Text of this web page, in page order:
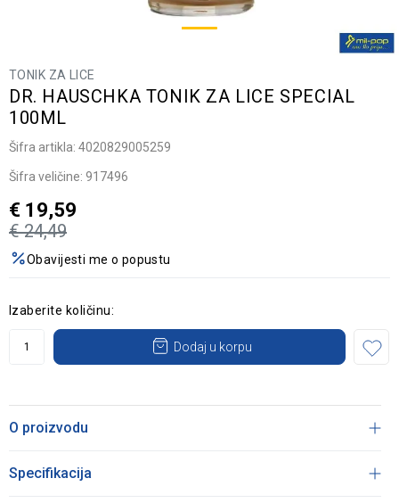
TONIK ZA LICE
DR. HAUSCHKA TONIK ZA LICE SPECIAL
100ML
Šifra artikla: 4020829005259
Šifra veličine: 917496
€ 24,49
€ 19,59
Obavijesti me o popustu
Izaberite količinu:
Dodaj u korpu
O proizvodu
Specifikacija